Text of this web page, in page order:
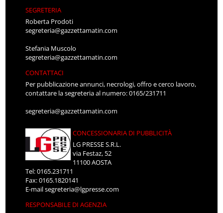
SEGRETERIA
Roberta Prodoti
segreteria@gazzettamatin.com
Stefania Muscolo
segreteria@gazzettamatin.com
CONTATTACI
Per pubblicazione annunci, necrologi, offro e cerco lavoro,
contattare la segreteria al numero: 0165/231711
segreteria@gazzettamatin.com
CONCESSIONARIA DI PUBBLICITÀ
LG PRESSE S.R.L.
via Festaz, 52
11100 AOSTA
Tel: 0165.231711
Fax: 0165.1820141
E-mailsegreteria@lgpresse.com
RESPONSABILE DI AGENZIA